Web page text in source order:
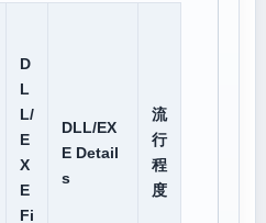
D
L
L/
E
X
E
Fi
DLL/EX
E Detail
s
流
行
程
度